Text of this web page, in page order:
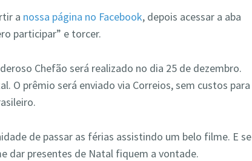
a nossa página no Facebook, depois acessar a aba
participar” e torcer.
Chefão será realizado no dia 25 de dezembro.
O prêmio será enviado via Correios, sem custos para
de passar as férias assistindo um belo filme. E se
dar presentes de Natal fiquem a vontade.